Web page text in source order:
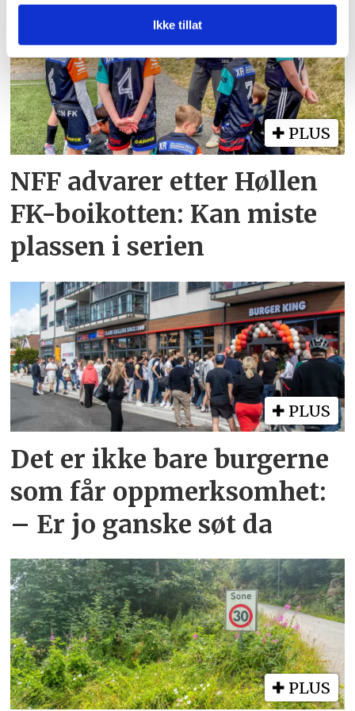
annonsering og analysearbeid, som kan kombinere den
med annen informasjon du har gjort tilgjengelig for dem,
eller som de har samlet inn gjennom din bruk av
tjenestene deres.
Ikke tillat
PLUS
NFF advarer etter Høllen
FK-boikotten: Kan miste
plassen i serien
PLUS
Det er ikke bare burgerne
som får oppmerksomhet:
– Er jo ganske søt da
PLUS